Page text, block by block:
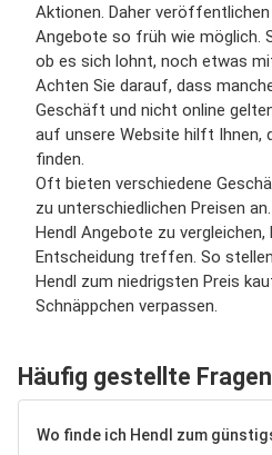
Aktionen. Daher
Angebote so früh wie möglich.
ob es sich lohnt, noch etwas
Achten Sie darauf, dass
Geschäft und nicht online
auf unsere Website hilft Ihnen,
finden.
Oft bieten verschiedene
zu unterschiedlichen Preisen
Hendl Angebote zu vergleichen,
Entscheidung treffen. So
Hendl zum niedrigsten Preis
Schnäppchen verpassen.
Häufig gestellte Fragen
Wo finde ich Hendl zum